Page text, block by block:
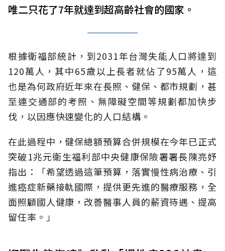
唯二只花了7年就達到超高齡社會的國家。
根據衛福部統計，到2031年台灣失能人口將達到
120萬人，其中65歲以上長者就佔了95萬人，這
也是為何政府近年來在長照、健保、都市規劃，甚
至連交通部的考照、無障礙空間等規劃都加快步
伐，以因應快速變化的人口結構。
在此過程中，健保總額預算合併規模在今年已正式
突破1兆元衛生福利部中央健康保險署署長陳亮妤
指出：「希望透過這筆預算，落實慢性病治療、引
進癌症新藥接軌國際，提供更先進的醫療服務，全
面照顧國人健康，改善醫事人員的薪資待遇、提高
留任率。」